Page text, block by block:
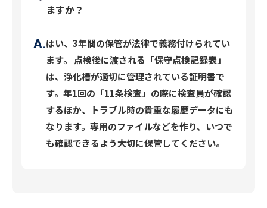
ますか？
はい、3年間の保管が法律で義務付けられてい
ます。 点検後に渡される「保守点検記録表」
は、浄化槽が適切に管理されている証明書で
す。年1回の「11条検査」の際に検査員が確認
するほか、トラブル時の貴重な履歴データにも
なります。専用のファイルなどを作り、いつで
も確認できるよう大切に保管してください。